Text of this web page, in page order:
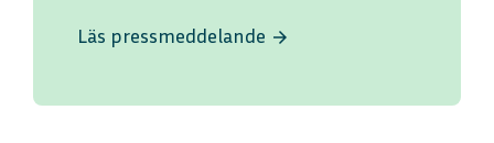
Läs pressmeddelande arrow_forward